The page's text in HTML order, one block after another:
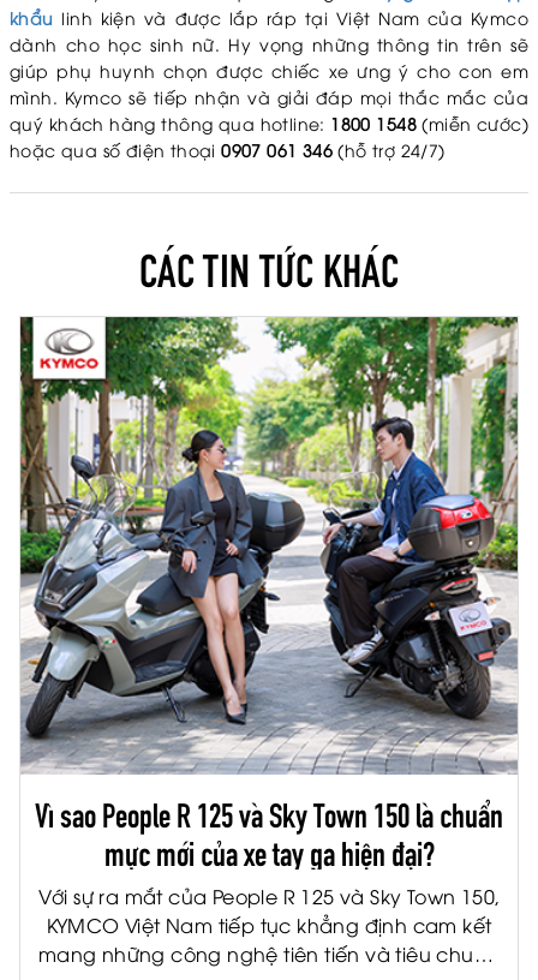
khẩu linh kiện và được lắp ráp tại Việt Nam của Kymco
dành cho học sinh nữ. Hy vọng những thông tin trên sẽ
giúp phụ huynh chọn được chiếc xe ưng ý cho con em
mình. Kymco sẽ tiếp nhận và giải đáp mọi thắc mắc của
quý khách hàng thông qua hotline: 1800 1548(miễn cước)
hoặc qua số điện thoại0907 061 346 (hỗ trợ 24/7)
CÁC TIN TỨC KHÁC
Vì sao People R 125 và Sky Town 150 là chuẩn
mực mới của xe tay ga hiện đại?
Với sự ra mắt của People R 125 và Sky Town 150,
KYMCO Việt Nam tiếp tục khẳng định cam kết
mang những công nghệ tiên tiến và tiêu chuẩn